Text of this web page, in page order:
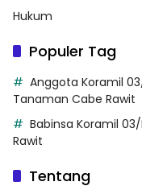
Hukum
Populer Tag
Anggota Koramil
Tanaman Cabe Rawit
Babinsa Koramil
Rawit
Tentang